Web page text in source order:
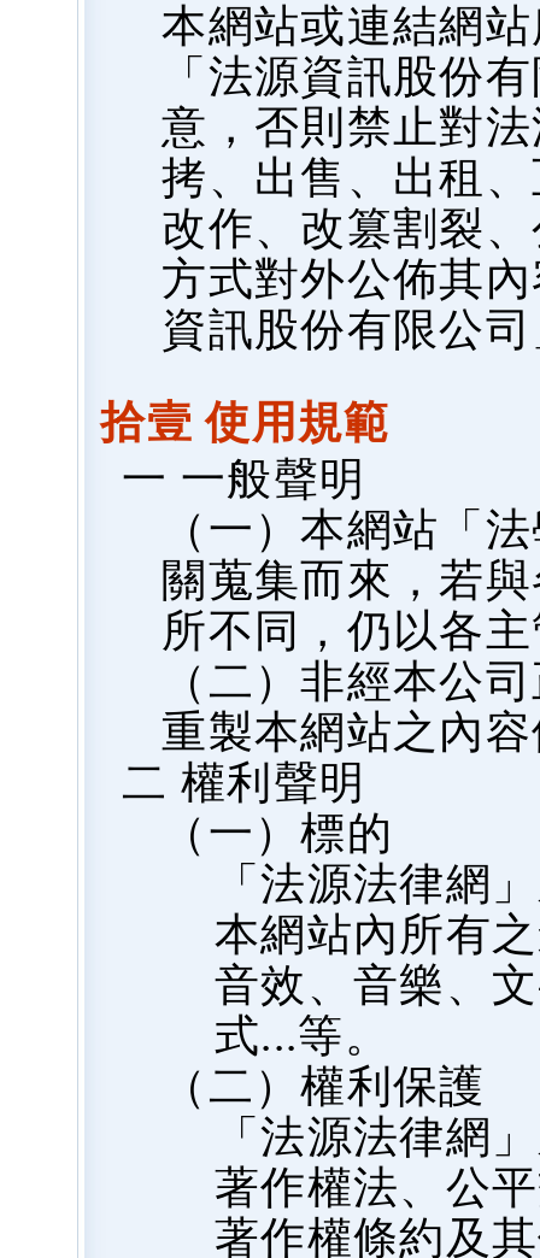
本網站或連結網
「法源資訊股份
意，否則禁止對
拷、出售、出租
改作、改篡割裂
方式對外公佈其
資訊股份有限公
拾壹 使用規範
一 一般聲明
（一）本網站「
關蒐集而來，若
所不同，仍以各
（二）非經本公
重製本網站之內
二 權利聲明
（一）標的
「法源法律網
本網站內所有
音效、音樂、
式...等。
（二）權利保護
「法源法律網
著作權法、公
著作權條約及